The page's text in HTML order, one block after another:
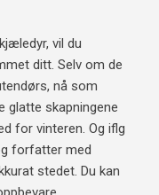
vil du
ditt. Selv om de
nå som
glatte skapningene
for vinteren. Og iflg
forfatter med
stedet. Du kan